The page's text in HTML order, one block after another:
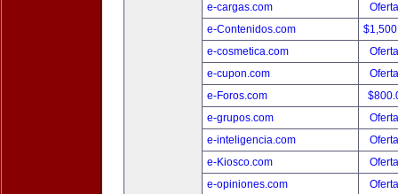
e-cargas.com
e-Contenidos.com
e-cosmetica.com
e-cupon.com
e-Foros.com
e-grupos.com
e-inteligencia.com
e-Kiosco.com
e-opiniones.com